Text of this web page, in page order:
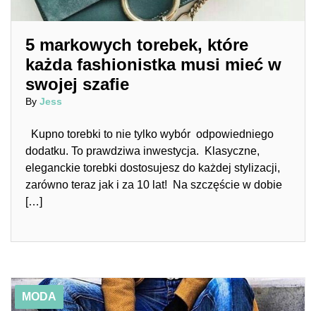
5 markowych torebek, które
każda fashionistka musi mieć w
swojej szafie
By Jess
Kupno torebki to nie tylko wybór odpowiedniego
dodatku. To prawdziwa inwestycja. Klasyczne,
eleganckie torebki dostosujesz do każdej stylizacji,
zarówno teraz jak i za 10 lat! Na szczęście w dobie
[…]
8 najpiękniejszych botków premium oraz gdzie je
upolować
01/08/2018
MODA